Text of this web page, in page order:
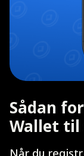
Sådan
Wallet til
Når du